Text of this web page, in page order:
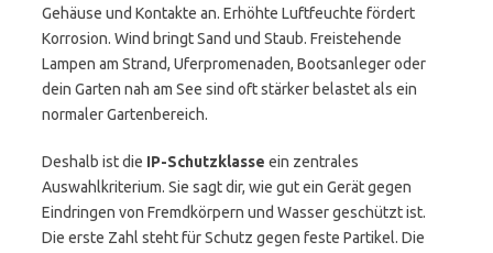
Gehäuse und Kontakte an. Erhöhte Luftfeuchte fördert
Korrosion. Wind bringt Sand und Staub. Freistehende
Lampen am Strand, Uferpromenaden, Bootsanleger oder
dein Garten nah am See sind oft stärker belastet als ein
normaler Gartenbereich.
Deshalb ist die IP-Schutzklasse ein zentrales
Auswahlkriterium. Sie sagt dir, wie gut ein Gerät gegen
Eindringen von Fremdkörpern und Wasser geschützt ist.
Die erste Zahl steht für Schutz gegen feste Partikel. Die